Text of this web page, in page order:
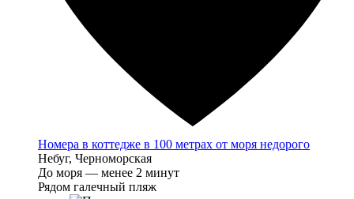
Номера в коттедже в 100 метрах от моря недорого
Небуг, Черноморская
До моря — менее 2 минут
Рядом галечный пляж